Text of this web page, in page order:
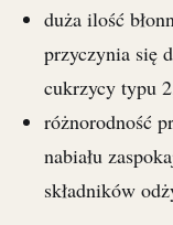
duża ilość
przyczynia się
cukrzycy typu
różnorodność
nabiału
składników